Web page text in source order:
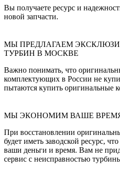
Вы получаете ресурс и
новой запчасти.
МЫ ПРЕДЛАГАЕМ
ТУРБИН В МОСКВЕ
Важно понимать, что
комплектующих в России не
пытаются купить оригинальные
МЫ ЭКОНОМИМ ВАШЕ
При восстановлении
будет иметь заводской ресурс,
ваши деньги и время. Вам не
сервис с неисправностью